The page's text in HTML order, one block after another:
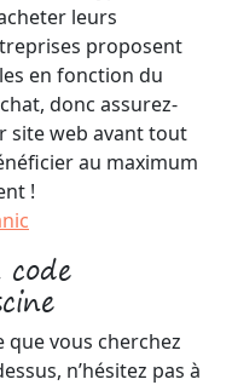
leurs
proposent
en fonction du
donc assurez-
site web avant tout
au maximum
!
que vous cherchez
n’hésitez pas à